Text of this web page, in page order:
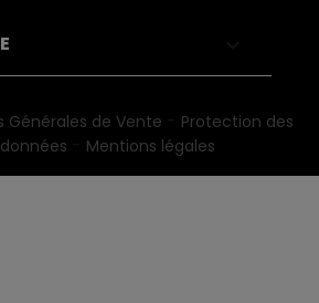
Générales de Vente
Protection des
données
Mentions légales